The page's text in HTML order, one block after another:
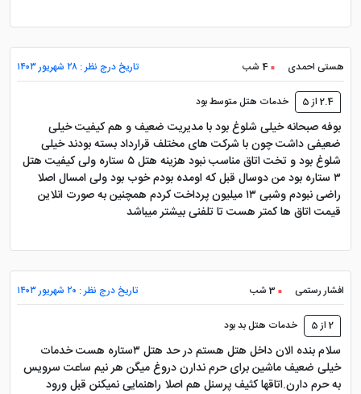
اگر در این فاصله میل به نوشیدنی های سرد و گرم داشتید
نگران نباشید، زیرا در قسمت دیگر لابی یک کافی شاپ مدرن
و لوکس آماده پذیرایی از میهمانان هتل می باشد.
تجربه شخصی منتقد: در زمان شلوغی (پیک مسافر)، لابی
کمی پر سر و صدا می شود که برای یک هتل ۵ ستاره شاید
نکته منفی باشد، اما پرسنل آموزش دیده سعی می کنند در
کمترین زمان (معمولاً زیر ۱۵ دقیقه) پذیرش شما را انجام
به بالا نگاه می کنید، عظمت ۲۵ طبقه را حس کنید.
تحلیل تخصصی اتاق ها؛ خوابی به
سبک پادشاهان
هستی احمدی 4 شب تاریخ درج نظر : ۲۸ شهریور ۱۴۰۳
2.4 از 5 خدمات هتل متوسط بود
بوفه صبحانه خیلی شلوغ بود با مدیریت ضعیف و هم کیفیت خیلی
ضعیفی داشت چون با شرکت های مختلف قرارداد بسته بودند خیلی
شلوغ بود و تخت اتاق مناسب نبود هزینه هتل ۵ ستاره ولی کیفیت هتل
۳ ستاره بود من دوسال قبل که اومده بودم خوب بود ولی امسال اصلا
راضی نبودم و‌شبی ۱۳ میلیون پرداخت کردم همچنین به صورت انلاین
قیمت اتاق ها کمتر هست تا تلفنی بیشتر میباشد
افشار رستمی 3 شب تاریخ درج نظر : ۲۰ شهریور ۱۴۰۳
2 از 5 خدمات هتل بد بود
سلام بنده الان داخل هتل هستم در حد هتل ۳ستاره هست خدمات
خیلی ضعیف ماشین برای حرم ندارن دروغ میگن هر نیم ساعت سرویس
به حرم دارن.اتاقها کثیف پرسنل هم اصلا راهنمایی نمیکنن قبل ورود